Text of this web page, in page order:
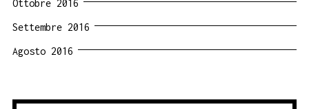
Ottobre 2016
Settembre 2016
Agosto 2016